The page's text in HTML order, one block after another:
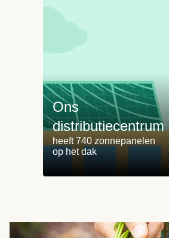
Ons
distributiecentrum
heeft 740 zonnepanelen
op het dak